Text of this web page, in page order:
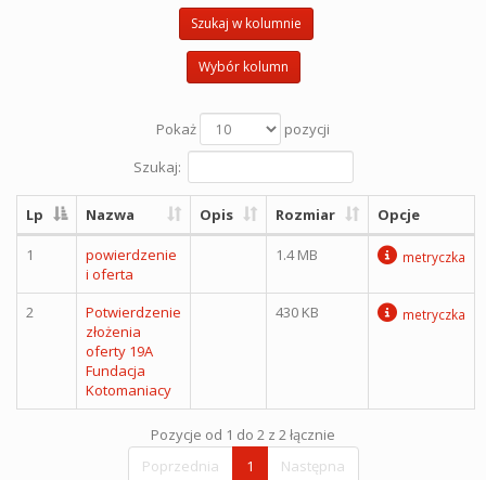
Szukaj w kolumnie
Wybór kolumn
Pokaż
pozycji
Szukaj:
Lp Nazwa Opis Rozmiar Opcje
1
powierdzenie
i oferta
1.4 MB metryczka
2
Potwierdzenie
złożenia
oferty 19A
Fundacja
Kotomaniacy
430 KB metryczka
Pozycje od 1 do 2 z 2 łącznie
Poprzednia
1 Następna